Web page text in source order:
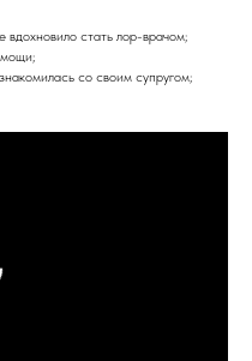
стать лор-врачом;
со своим супругом;